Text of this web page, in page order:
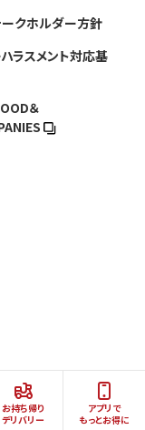
お持ち帰り
デリバリー
アプリで
もっとお得に
クホルダー方針
ラスメント対応基
＆